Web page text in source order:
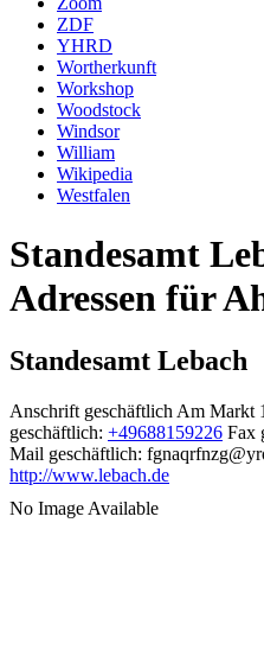
ZDF
YHRD
Wortherkunft
Workshop
Woodstock
Windsor
William
Wikipedia
Westfalen
Standesamt
Adressen für
Standesamt Lebach
Anschrift geschäftlich Am Markt 1
geschäftlich: +49688159226 Fax
Mail geschäftlich:
http://www.lebach.de
No Image Available